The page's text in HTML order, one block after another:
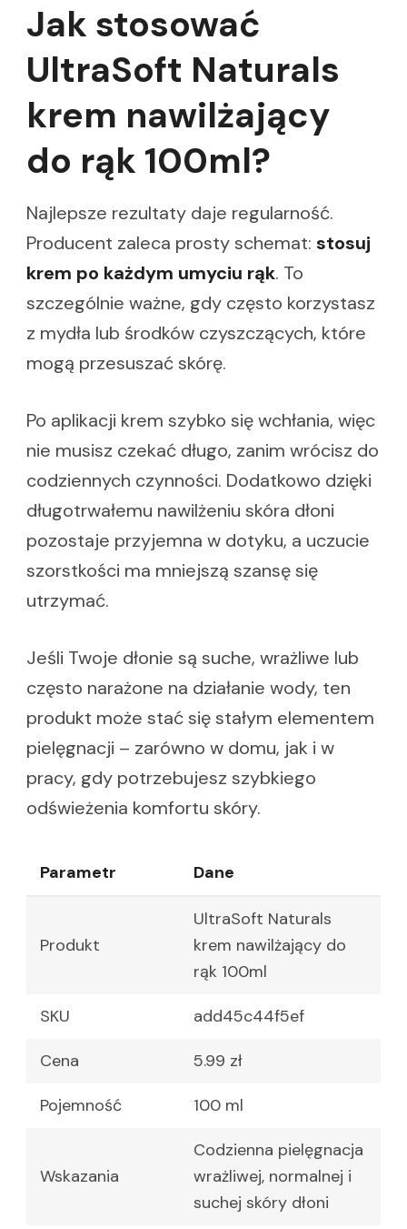
Jak stosować
UltraSoft Naturals
krem nawilżający
do rąk 100ml?
Najlepsze rezultaty daje regularność.
Producent zaleca prosty schemat: stosuj
krem po każdym umyciu rąk. To
szczególnie ważne, gdy często korzystasz
z mydła lub środków czyszczących, które
mogą przesuszać skórę.
Po aplikacji krem szybko się wchłania, więc
nie musisz czekać długo, zanim wrócisz do
codziennych czynności. Dodatkowo dzięki
długotrwałemu nawilżeniu skóra dłoni
pozostaje przyjemna w dotyku, a uczucie
szorstkości ma mniejszą szansę się
utrzymać.
Jeśli Twoje dłonie są suche, wrażliwe lub
często narażone na działanie wody, ten
produkt może stać się stałym elementem
pielęgnacji – zarówno w domu, jak i w
pracy, gdy potrzebujesz szybkiego
odświeżenia komfortu skóry.
Parametr Dane
Produkt
UltraSoft Naturals
krem nawilżający do
rąk 100ml
SKU add45c44f5ef
Cena 5.99 zł
Pojemność 100 ml
Wskazania
Codzienna pielęgnacja
wrażliwej, normalnej i
suchej skóry dłoni